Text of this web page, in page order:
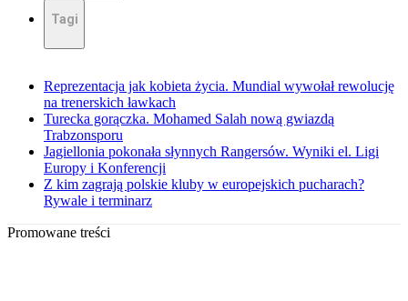
Tagi
Reprezentacja jak kobieta życia. Mundial wywołał rewolucję
na trenerskich ławkach
Turecka gorączka. Mohamed Salah nową gwiazdą
Trabzonsporu
Jagiellonia pokonała słynnych Rangersów. Wyniki el. Ligi
Europy i Konferencji
Z kim zagrają polskie kluby w europejskich pucharach?
Rywale i terminarz
Promowane treści